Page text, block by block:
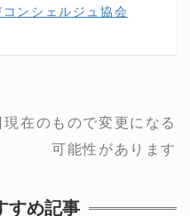
ンシェルジュ協会
在のもので変更になる
可能性があります
すめ記事